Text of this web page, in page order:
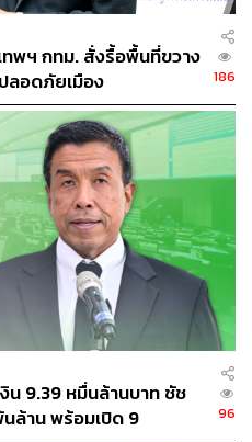
พูดถึงประเภทของขนส่ง
ะจำทาง (รถเมล์) ใช้มาก
รถไฟฟ้า ร้อยละ 45.5 อันดับที่
วนความถี่ในการใช้บริการ
อันดับที่สอง 3-4 ครั้งต่อ
ที่สาม คือใช้ทุกวัน
พฯ กทม. สั่งรื้อพื้นที่ขวาง
ลอดภัยเมือง
186
น 9.39 หมื่นล้านบาท ชัช
ล้าน พร้อมเปิด 9
96